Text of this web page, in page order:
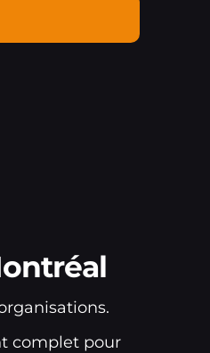
complet pour